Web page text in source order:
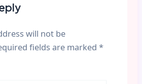
will not be
fields are marked *